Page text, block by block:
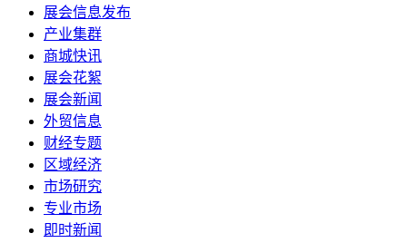
展会信息发布
产业集群
商城快讯
展会花絮
展会新闻
外贸信息
财经专题
区域经济
市场研究
专业市场
即时新闻